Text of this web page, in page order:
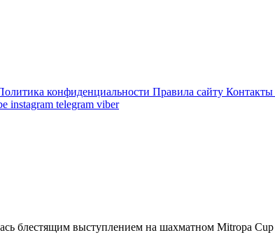
конфиденциальности Правила сайту Контакты
instagram telegram viber
блестящим выступлением на шахматном Mitropa